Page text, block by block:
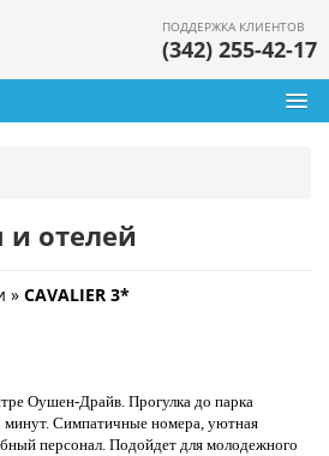
ПОДДЕРЖКА КЛИЕНТОВ
(342) 255-42-17
и отелей
» CAVALIER 3*
Оушен-Драйв. Прогулка до парка
минут. Симпатичные номера, уютная
персонал. Подойдет для молодежного